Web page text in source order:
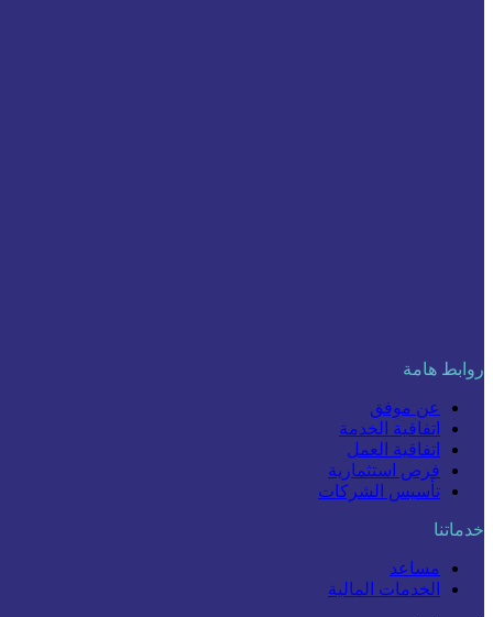
روابط هامة
عن موفق
اتفاقية الخدمة
اتفاقية العمل
فرص استثمارية
تأسيس الشركات
خدماتنا
مساعد
الخدمات المالية